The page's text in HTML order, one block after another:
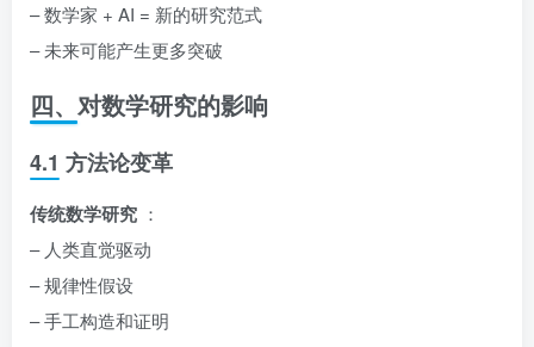
– 数学家 + AI = 新的研究范式
– 未来可能产生更多突破
四、对数学研究的影响
4.1 方法论变革
传统数学研究 ：
– 人类直觉驱动
– 规律性假设
– 手工构造和证明